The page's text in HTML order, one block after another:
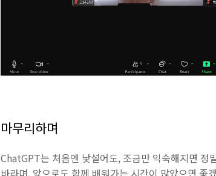
마무리하며
ChatGPT는 처음엔 낯설어도, 조금만 익숙해지면 정
바라며, 앞으로도 함께 배워가는 시간이 많았으면 좋